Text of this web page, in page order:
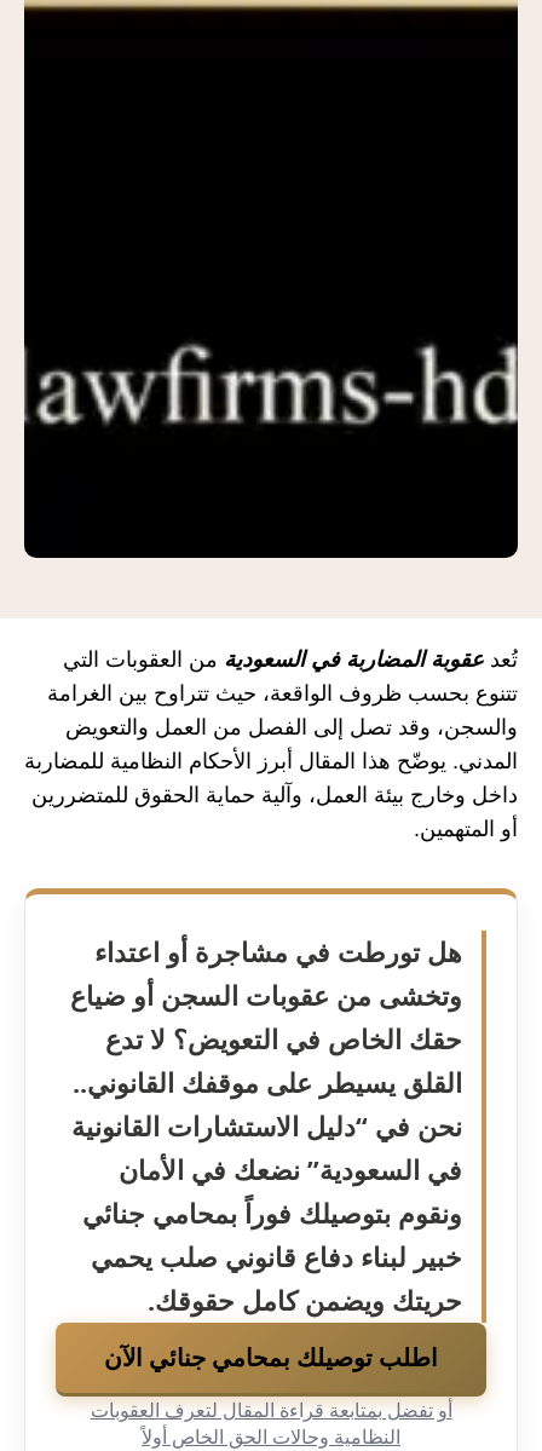
تُعد عقوبة المضاربة في السعودية من العقوبات التي
تتنوع بحسب ظروف الواقعة، حيث تتراوح بين الغرامة
والسجن، وقد تصل إلى الفصل من العمل والتعويض
المدني. يوضّح هذا المقال أبرز الأحكام النظامية للمضاربة
داخل وخارج بيئة العمل، وآلية حماية الحقوق للمتضررين
أو المتهمين.
هل تورطت في مشاجرة أو اعتداء
وتخشى من عقوبات السجن أو ضياع
حقك الخاص في التعويض؟ لا تدع
القلق يسيطر على موقفك القانوني..
نحن في “دليل الاستشارات القانونية
في السعودية” نضعك في الأمان
ونقوم بتوصيلك فوراً بمحامي جنائي
خبير لبناء دفاع قانوني صلب يحمي
حريتك ويضمن كامل حقوقك.
اطلب توصيلك بمحامي جنائي الآن
أو تفضل بمتابعة قراءة المقال لتعرف العقوبات
النظامية وحالات الحق الخاص أولاً